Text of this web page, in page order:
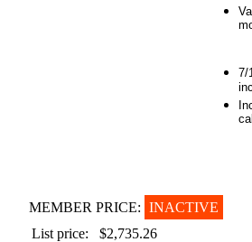
7/
MEMBER PRICE: INACTIVE
List price:
$2,735.26